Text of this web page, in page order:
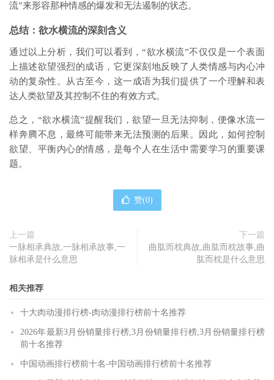
流”来形容那种情感的爆发和无法遏制的状态。
总结：欲水横流的深刻含义
通过以上分析，我们可以看到，“欲水横流”不仅仅是一个表面
上描述欲望强烈的成语，它更深刻地反映了人类情感与内心冲
动的复杂性。从古至今，这一成语为我们提供了一个理解和表
达人类欲望及其控制不住的有效方式。
总之，“欲水横流”提醒我们，欲望一旦无法抑制，便像水流一
样奔腾不息，最终可能带来无法预测的后果。因此，如何控制
欲望、平衡内心的情感，是每个人在生活中需要学习的重要课
题。
赞(0)
上一篇
一脉相承典故,一脉相承故事,一
脉相承是什么意思
下一篇
曲肱而枕典故,曲肱而枕故事,曲
肱而枕是什么意思
相关推荐
十大肉动漫排行榜-肉动漫排行榜前十名推荐
2026年最新3月份销量排行榜,3月份销量排行榜,3月份销量排行榜
前十名推荐
中国动画排行榜前十名-中国动画排行榜前十名推荐